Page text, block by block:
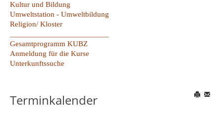
Kultur und Bildung
Umweltstation - Umweltbildung
Religion/ Kloster
Gesamtprogramm KUBZ
Anmeldung für die Kurse
Unterkunftssuche
Terminkalender